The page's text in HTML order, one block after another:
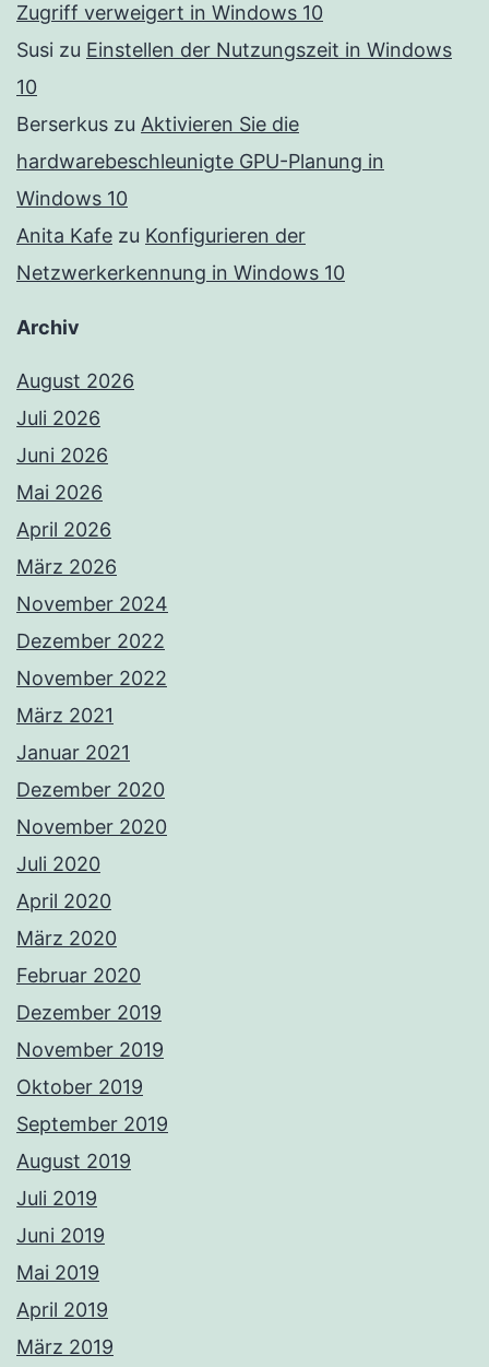
Zugriff verweigert in Windows 10
Susi zu Einstellen der Nutzungszeit in Windows
10
Berserkus zu Aktivieren Sie die
hardwarebeschleunigte GPU-Planung in
Windows 10
Anita Kafe zu Konfigurieren der
Netzwerkerkennung in Windows 10
Archiv
August 2026
Juli 2026
Juni 2026
Mai 2026
April 2026
März 2026
November 2024
Dezember 2022
November 2022
März 2021
Januar 2021
Dezember 2020
November 2020
Juli 2020
April 2020
März 2020
Februar 2020
Dezember 2019
November 2019
Oktober 2019
September 2019
August 2019
Juli 2019
Juni 2019
Mai 2019
April 2019
März 2019